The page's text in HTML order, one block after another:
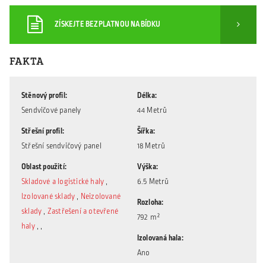
ZÍSKEJTE BEZPLATNOU NABÍDKU
FAKTA
Stěnový profil
Sendvičové panely
Střešní profil
Střešní sendvičový panel
Oblast použití
Skladové a logistické haly ,
Izolované sklady , Neizolované
sklady , Zastřešení a otevřené
haly , ,
Délka
44 Metrů
Šířka
18 Metrů
Výška
6.5 Metrů
Rozloha
792 m²
Izolovaná hala
Ano